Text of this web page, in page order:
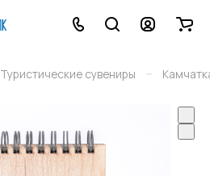
Туристические сувениры –